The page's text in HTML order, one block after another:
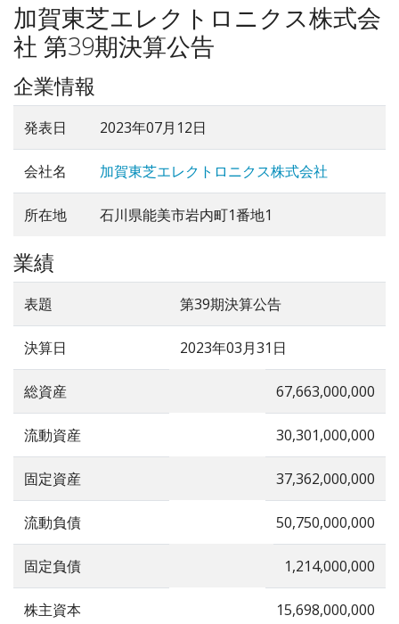
加賀東芝エレクトロニクス株式会
社 第39期決算公告
企業情報
発表日 2023年07月12日
会社名 加賀東芝エレクトロニクス株式会社
所在地 石川県能美市岩内町1番地1
業績
表題 第39期決算公告
決算日 2023年03月31日
総資産 67,663,000,000
流動資産 30,301,000,000
固定資産 37,362,000,000
流動負債 50,750,000,000
固定負債 1,214,000,000
株主資本 15,698,000,000